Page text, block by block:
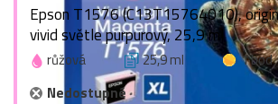
Epson T1576 (C13T15764010),
vivid světle purpurový, 25,9 ml
růžová 25,9 ml
1 bod
Nedostupné